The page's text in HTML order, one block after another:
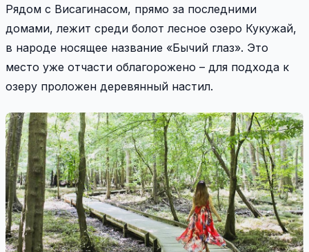
Рядом с Висагинасом, прямо за последними
домами, лежит среди болот лесное озеро Кукужай,
в народе носящее название «Бычий глаз». Это
место уже отчасти облагорожено – для подхода к
озеру проложен деревянный настил.